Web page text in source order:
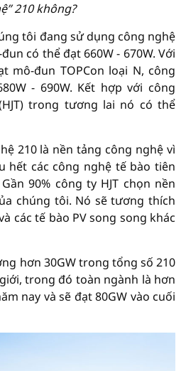
210 không?
tôi đang sử dụng công nghệ
có thể đạt 660W - 670W. Với
mô-đun TOPCon loại N, công
- 690W. Kết hợp với công
trong tương lai nó có thể
210 là nền tảng công nghệ vì
hết các công nghệ tế bào tiên
90% công ty HJT chọn nền
chúng tôi. Nó sẽ tương thích
các tế bào PV song song khác
hơn 30GW trong tổng số 210
trong đó toàn ngành là hơn
nay và sẽ đạt 80GW vào cuối